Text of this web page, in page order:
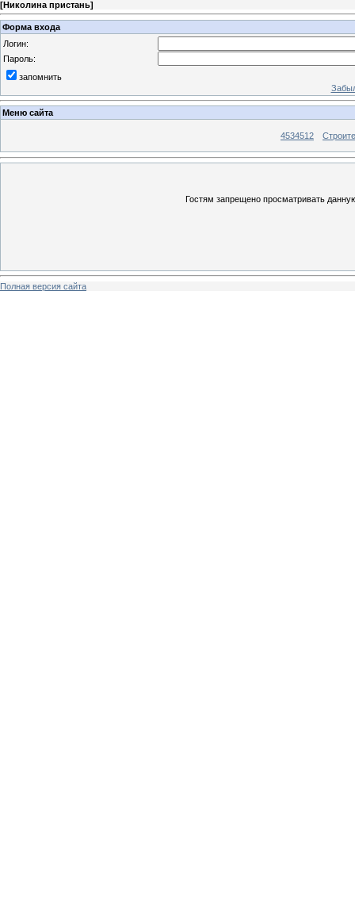
[Николина пристань]
Форма входа
Логин:
Пароль:
запомнить
Меню сайта
4534512
Гостям запрещено просматривать
Полная версия сайта